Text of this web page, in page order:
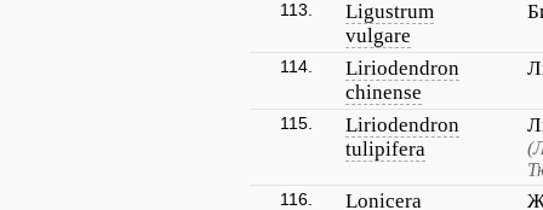
113.
Ligustrum
vulgare
114.
Liriodendron
chinense
115.
Liriodendron
tulipifera
116.
Lonicera